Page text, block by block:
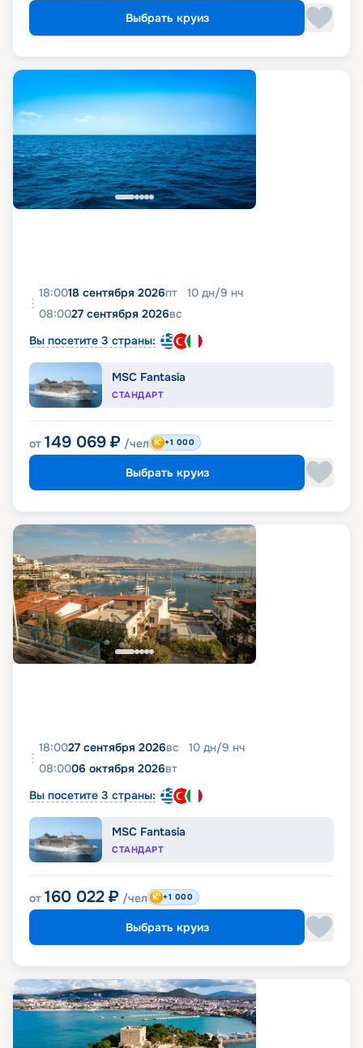
Выбрать круиз
18:0018 сентября 2026пт 10 дн/9 нч
08:0027 сентября 2026вс
Вы посетите 3 страны:
MSC Fantasia
СТАНДАРТ
от 149 069 ₽ /чел +1 000
Выбрать круиз
18:0027 сентября 2026вс 10 дн/9 нч
08:0006 октября 2026вт
Вы посетите 3 страны:
MSC Fantasia
СТАНДАРТ
от 160 022 ₽ /чел +1 000
Выбрать круиз